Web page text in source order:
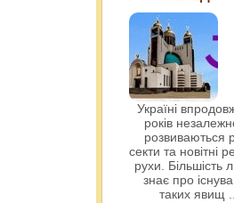
Україні
років
розвиваються
секти та новітні
рухи. Більшість
знає про
таких явищ